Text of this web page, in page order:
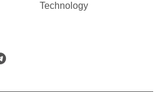
Technology